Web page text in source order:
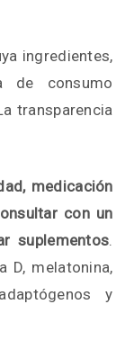
ingredientes,
de consumo
transparencia
medicación
con un
suplementos.
D, melatonina,
y